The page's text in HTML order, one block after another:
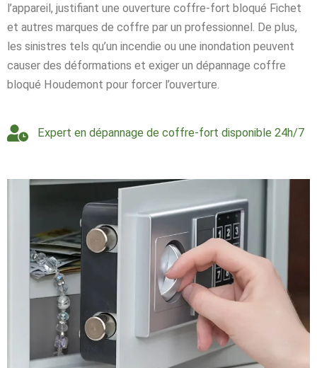
l’appareil, justifiant une ouverture coffre-fort bloqué Fichet
et autres marques de coffre par un professionnel. De plus,
les sinistres tels qu’un incendie ou une inondation peuvent
causer des déformations et exiger un dépannage coffre
bloqué Houdemont pour forcer l’ouverture.
Expert en dépannage de coffre-fort disponible 24h/7